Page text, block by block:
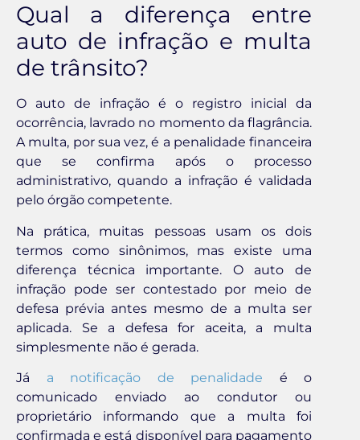
Qual a diferença entre
auto de infração e multa
de trânsito?
O auto de infração é o registro inicial da
ocorrência, lavrado no momento da flagrância.
A multa, por sua vez, é a penalidade financeira
que se confirma após o processo
administrativo, quando a infração é validada
pelo órgão competente.
Na prática, muitas pessoas usam os dois
termos como sinônimos, mas existe uma
diferença técnica importante. O auto de
infração pode ser contestado por meio de
defesa prévia antes mesmo de a multa ser
aplicada. Se a defesa for aceita, a multa
simplesmente não é gerada.
Já a notificação de penalidade é o
comunicado enviado ao condutor ou
proprietário informando que a multa foi
confirmada e está disponível para pagamento